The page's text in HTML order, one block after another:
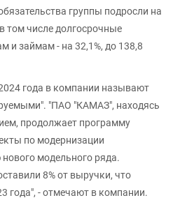
группы подросли на
том числе долгосрочные
и займам - на 32,1%, до 138,8
года в компании называют
"ПАО "КАМАЗ", находясь
продолжает программу
по модернизации
модельного ряда.
8% от выручки, что
года", - отмечают в компании.